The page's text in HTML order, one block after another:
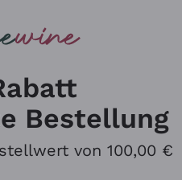
Bestellung
von 100,00 €